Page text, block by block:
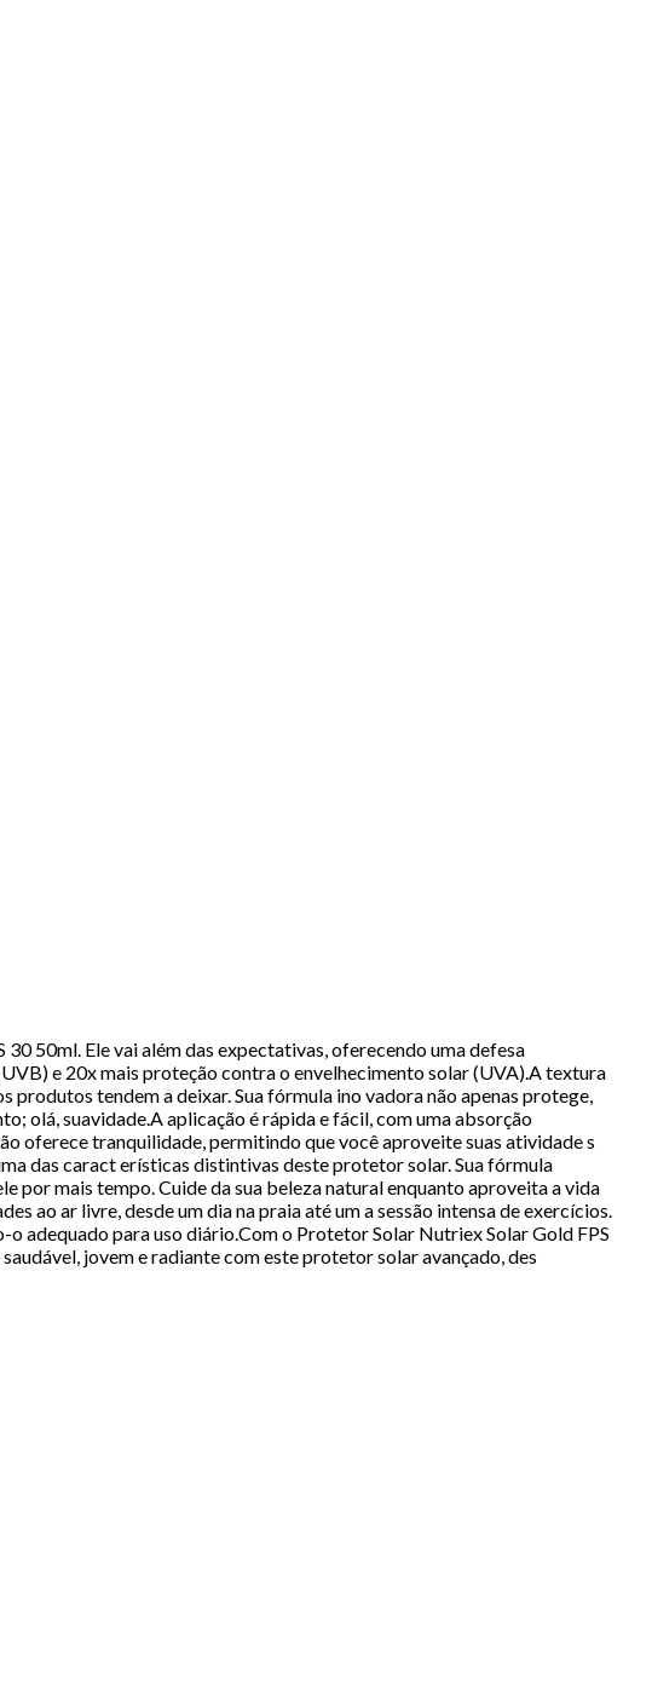
50ml. Ele vai além das expectativas, oferecendo uma defesa
e 20x mais proteção contra o envelhecimento solar (UVA).A textura
produtos tendem a deixar. Sua fórmula ino vadora não apenas protege,
olá, suavidade.A aplicação é rápida e fácil, com uma absorção
oferece tranquilidade, permitindo que você aproveite suas atividade s
das caract erísticas distintivas deste protetor solar. Sua fórmula
por mais tempo. Cuide da sua beleza natural enquanto aproveita a vida
ao ar livre, desde um dia na praia até um a sessão intensa de exercícios.
adequado para uso diário.Com o Protetor Solar Nutriex Solar Gold FPS
jovem e radiante com este protetor solar avançado, des